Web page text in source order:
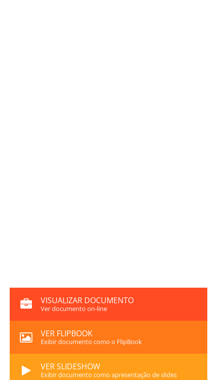
VISUALIZAR DOCUMENTO
Ver documento on-line
VER FLIPBOOK
Exibir documento como o FlipBook
VER SLIDESHOW
Exibir documento como apresentação de slides